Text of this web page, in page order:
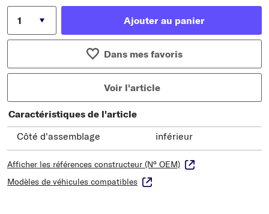
Ajouter au panier
Dans mes favoris
Voir l'article
Caractéristiques de l'article
Côté d'assemblage
inférieur
Afficher les références constructeur (N° OEM)
Modèles de véhicules compatibles